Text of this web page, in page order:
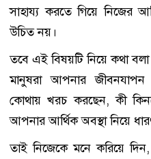
সাহায্য করতে গিয়ে নিজের
উচিত নয়।
তবে এই বিষয়টি নিয়ে কথা
মানুষরা আপনার
কোথায় খরচ করছেন, কী
আপনার আর্থিক অবস্থা নিয়ে
তাই নিজেকে মনে করিয়ে